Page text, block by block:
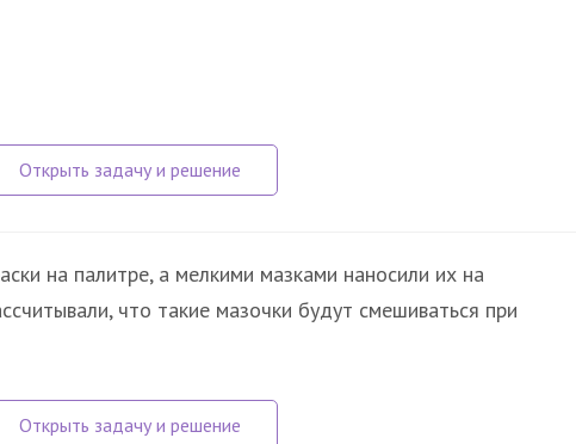
на палитре, а мелкими мазками наносили их на
что такие мазочки будут смешиваться при